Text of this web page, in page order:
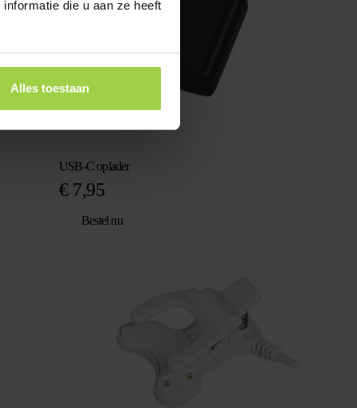
die u aan ze heeft
Alles toestaan
USB-C oplader
€7,95
Bestel nu